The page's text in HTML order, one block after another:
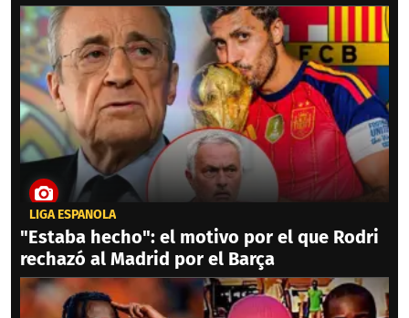
LIGA ESPAÑOLA
"Estaba hecho": el motivo por el que Rodri
rechazó al Madrid por el Barça